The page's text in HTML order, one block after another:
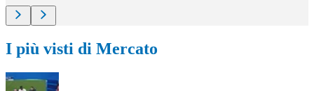
I più visti di Mercato